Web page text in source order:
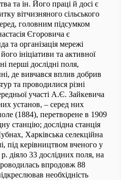
та ін. Його праці й досі є
вітчизняного сільського
головним підсумком
Єгоровича є
та організація мережі
ініціативи та активної
перші дослідні поля,
де вивчався вплив добрив
та проводилися різні
участі А.Є. Зайкевича
установ, – серед них
(1884), перетворене в 1909
станцію; дослідна станція
Харківська селекційна
під керівництвом вченого у
діяло 33 дослідних поля, на
впродовж 88
необхідність